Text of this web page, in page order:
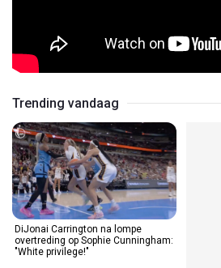
Trending vandaag
DiJonai Carrington na lompe
overtreding op Sophie Cunningham:
"White privilege!"